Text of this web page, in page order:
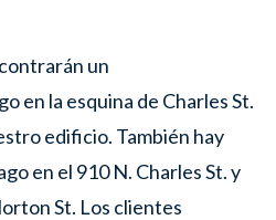
un
en la esquina de Charles St.
edificio. También hay
en el 910 N. Charles St. y
St. Los clientes